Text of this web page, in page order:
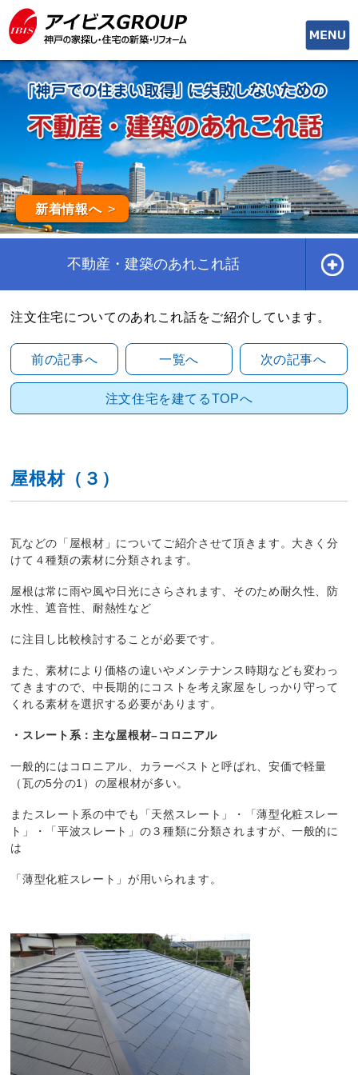
toggle
新着情報へ
不動産・建築のあれこれ話
注文住宅についてのあれこれ話をご紹介しています。
前の記事へ 一覧へ 次の記事へ
注文住宅を建てるTOPへ
屋根材（３）
瓦などの「屋根材」についてご紹介させて頂きます。大きく分
けて４種類の素材に分類されます。
屋根は常に雨や風や日光にさらされます、そのため耐久性、防
水性、遮音性、耐熱性など
に注目し比較検討することが必要です。
また、素材により価格の違いやメンテナンス時期なども変わっ
てきますので、中長期的にコストを考え家屋をしっかり守って
くれる素材を選択する必要があります。
・スレート系：主な屋根材–コロニアル
一般的にはコロニアル、カラーベストと呼ばれ、安価で軽量
（瓦の5分の1）の屋根材が多い。
またスレート系の中でも「天然スレート」・「薄型化粧スレー
ト」・「平波スレート」の３種類に分類されますが、一般的に
は
「薄型化粧スレート」が用いられます。